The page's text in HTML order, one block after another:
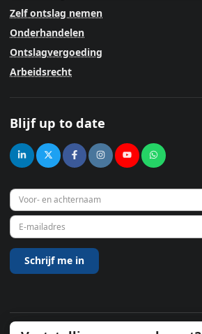
Zelf ontslag nemen
Onderhandelen
Ontslagvergoeding
Arbeidsrecht
Blijf up to date